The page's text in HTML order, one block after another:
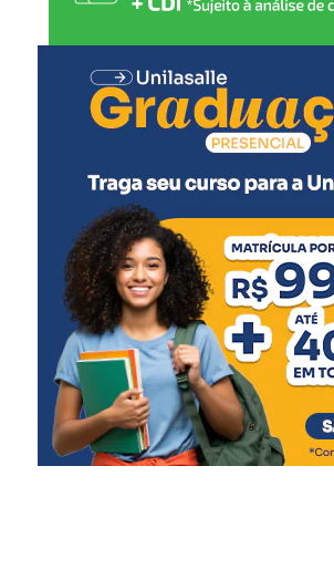
Solange Lewandoski Laubine, destacou
oferece melhores condições para o
trabalho das equipes responsáveis pelo
“O acolhimento
institucional exige
estrutura adequada
ambiente que
cuidado e
novo espaço amplia
capacidade de
e garante mais
de vida às crianças e